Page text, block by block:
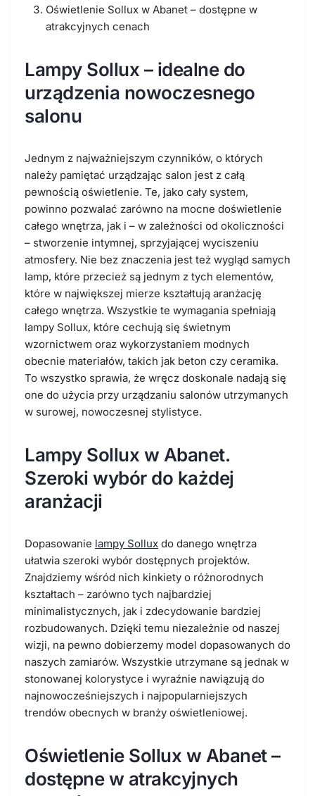
Oświetlenie Sollux w Abanet – dostępne w
atrakcyjnych cenach
Lampy Sollux – idealne do
urządzenia nowoczesnego
salonu
Jednym z najważniejszym czynników, o których
należy pamiętać urządzając salon jest z całą
pewnością oświetlenie. Te, jako cały system,
powinno pozwalać zarówno na mocne doświetlenie
całego wnętrza, jak i – w zależności od okoliczności
– stworzenie intymnej, sprzyjającej wyciszeniu
atmosfery. Nie bez znaczenia jest też wygląd samych
lamp, które przecież są jednym z tych elementów,
które w największej mierze kształtują aranżację
całego wnętrza. Wszystkie te wymagania spełniają
lampy Sollux, które cechują się świetnym
wzornictwem oraz wykorzystaniem modnych
obecnie materiałów, takich jak beton czy ceramika.
To wszystko sprawia, że wręcz doskonale nadają się
one do użycia przy urządzaniu salonów utrzymanych
w surowej, nowoczesnej stylistyce.
Lampy Sollux w Abanet.
Szeroki wybór do każdej
aranżacji
Dopasowanie lampy Sollux do danego wnętrza
ułatwia szeroki wybór dostępnych projektów.
Znajdziemy wśród nich kinkiety o różnorodnych
kształtach – zarówno tych najbardziej
minimalistycznych, jak i zdecydowanie bardziej
rozbudowanych. Dzięki temu niezależnie od naszej
wizji, na pewno dobierzemy model dopasowanych do
naszych zamiarów. Wszystkie utrzymane są jednak w
stonowanej kolorystyce i wyraźnie nawiązują do
najnowocześniejszych i najpopularniejszych
trendów obecnych w branży oświetleniowej.
Oświetlenie Sollux w Abanet –
dostępne w atrakcyjnych